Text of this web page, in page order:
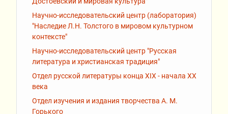
Научно-исследовательский центр (лаборатория)
"Наследие Л.Н. Толстого в мировом культурном
контексте"
Научно-исследовательский центр "Русская
литература и христианская традиция"
Отдел русской литературы конца XIX - начала XX
века
Отдел изучения и издания творчества А. М.
Горького